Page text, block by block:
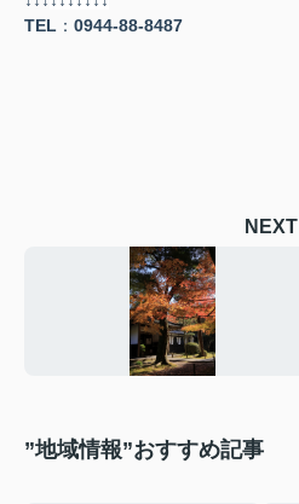
TEL ： 0944-88-8487
NEXT
”地域情報”おすすめ記事